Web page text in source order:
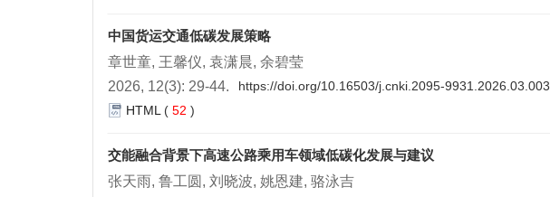
中国货运交通低碳发展策略
章世童, 王馨仪, 袁潇晨, 余碧莹
2026, 12(3): 29-44.
https://doi.org/10.16503/j.cnki.2095-9931.2026.03.003
HTML ( 52 )
交能融合背景下高速公路乘用车领域低碳化发展与建议
张天雨, 鲁工圆, 刘晓波, 姚恩建, 骆泳吉